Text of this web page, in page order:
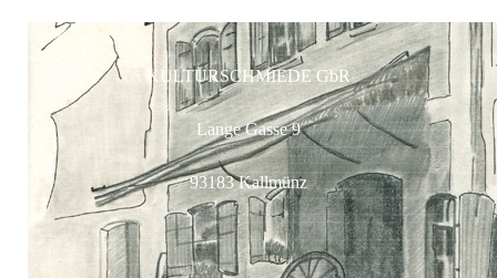
KULTURSCHMIEDE GbR
Lange Gasse 9
93183 Kallmünz